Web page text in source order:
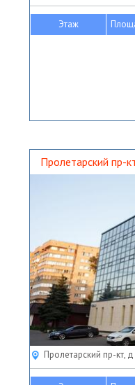
Этаж
Пролетарский пр-
Пролетарский пр-кт,